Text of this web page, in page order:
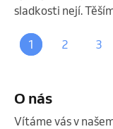
sladkosti nejí.
1 2 3
O nás
Vítáme vás v